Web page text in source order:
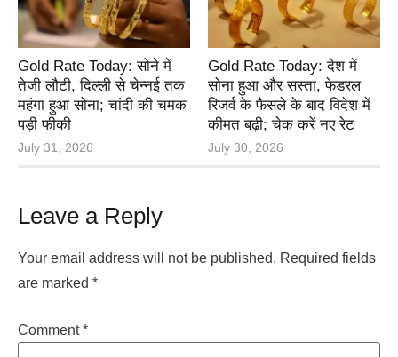
Gold Rate Today: सोने में
तेजी लौटी, दिल्ली से चेन्नई तक
महंगा हुआ सोना; चांदी की चमक
पड़ी फीकी
July 31, 2026
Gold Rate Today: देश में
सोना हुआ और सस्ता, फेडरल
रिजर्व के फैसले के बाद विदेश में
कीमत बढ़ी; चेक करें नए रेट
July 30, 2026
Leave a Reply
Your email address will not be published. Required fields
are marked *
Comment*